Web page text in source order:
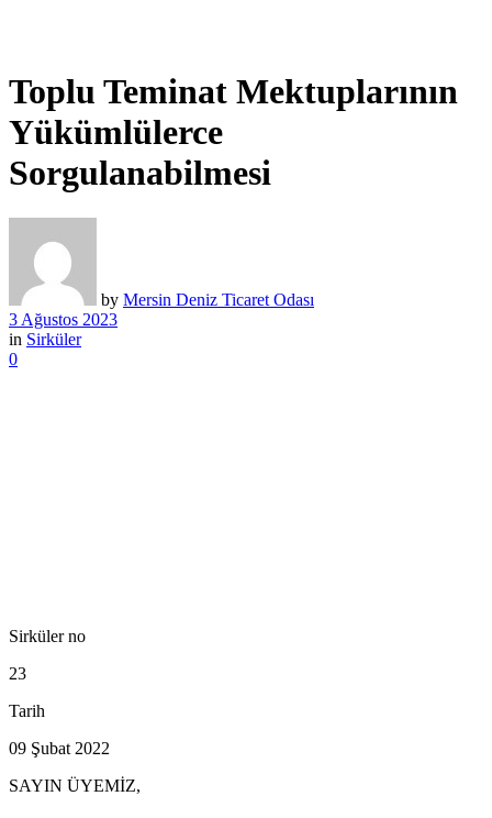
Toplu Teminat Mektuplarının
Yükümlülerce
Sorgulanabilmesi
by Mersin Deniz Ticaret Odası
3 Ağustos 2023
in Sirküler
0
Sirküler no
23
Tarih
09 Şubat 2022
SAYIN ÜYEMİZ,